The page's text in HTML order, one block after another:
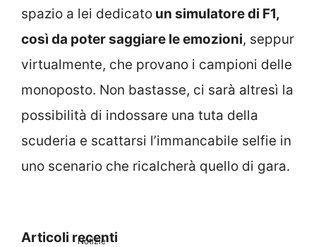
spazio a lei dedicato un simulatore di F1,
così da poter saggiare le emozioni, seppur
virtualmente, che provano i campioni delle
monoposto. Non bastasse, ci sarà altresì la
possibilità di indossare una tuta della
scuderia e scattarsi l’immancabile selfie in
uno scenario che ricalcherà quello di gara.
Articoli recenti
Notizie